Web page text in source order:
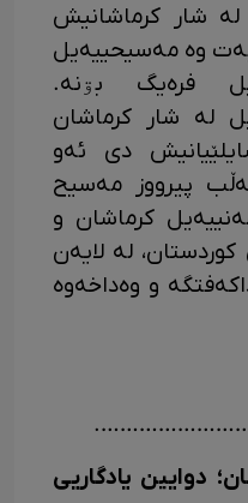
لە شار کرماشانیش
وە مەسیحییەیل
فرەیگ بۊنە.
لە شار کرماشان
دی ئەو
پیرووز مەسیح
کرماشان و
لە لایەن
و وەداخەوە
دوایین یادگاریی